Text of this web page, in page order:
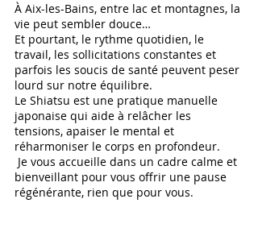
À Aix-les-Bains, entre lac et montagnes, la
vie peut sembler douce…
Et pourtant, le rythme quotidien, le
travail, les sollicitations constantes et
parfois les soucis de santé peuvent peser
lourd sur notre équilibre.
Le Shiatsu est une pratique manuelle
japonaise qui aide à relâcher les
tensions, apaiser le mental et
réharmoniser le corps en profondeur.
bienveillant pour vous offrir une pause
régénérante, rien que pour vous.